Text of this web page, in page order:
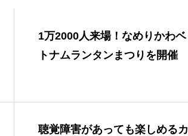
1万2000人来場！なめりかわベ
トナムランタンまつりを開催
聴覚障害があっても楽しめるカ